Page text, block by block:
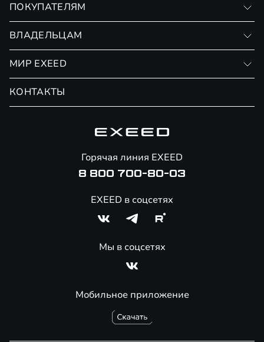
ПОКУПАТЕЛЯМ
Страхование
ВЛАДЕЛЬЦАМ
Сервис
Помощь на дорогах
МИР EXEED
КОНТАКТЫ
Мобильное приложение
Горячая линия EXEED
8 800 700-80-03
EXEED в соцсетях
Мы в соцсетях